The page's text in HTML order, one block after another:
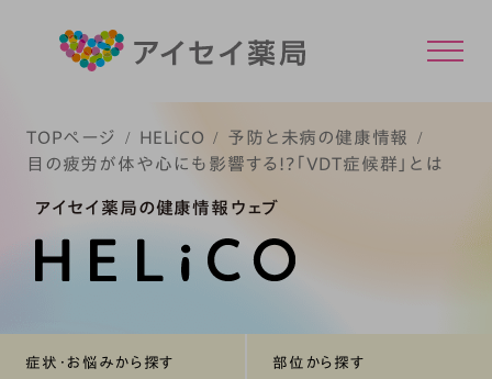
TOPページ HELiCO
予防と未病の健康情報
目の疲労が体や心にも影響する!?「VDT症候群」とは
アイセイ薬局の健康情報ウェブ
症状・お悩みから探す 部位から探す